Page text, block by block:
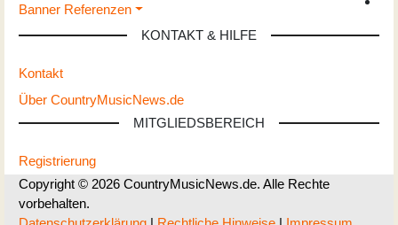
Banner Referenzen
KONTAKT & HILFE
Kontakt
Über CountryMusicNews.de
MITGLIEDSBEREICH
Registrierung
Copyright © 2026 CountryMusicNews.de. Alle Rechte
vorbehalten.